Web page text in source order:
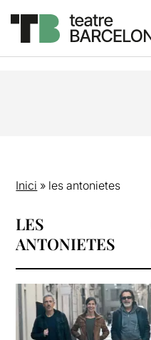
Inici » les antonietes
LES
ANTONIETES